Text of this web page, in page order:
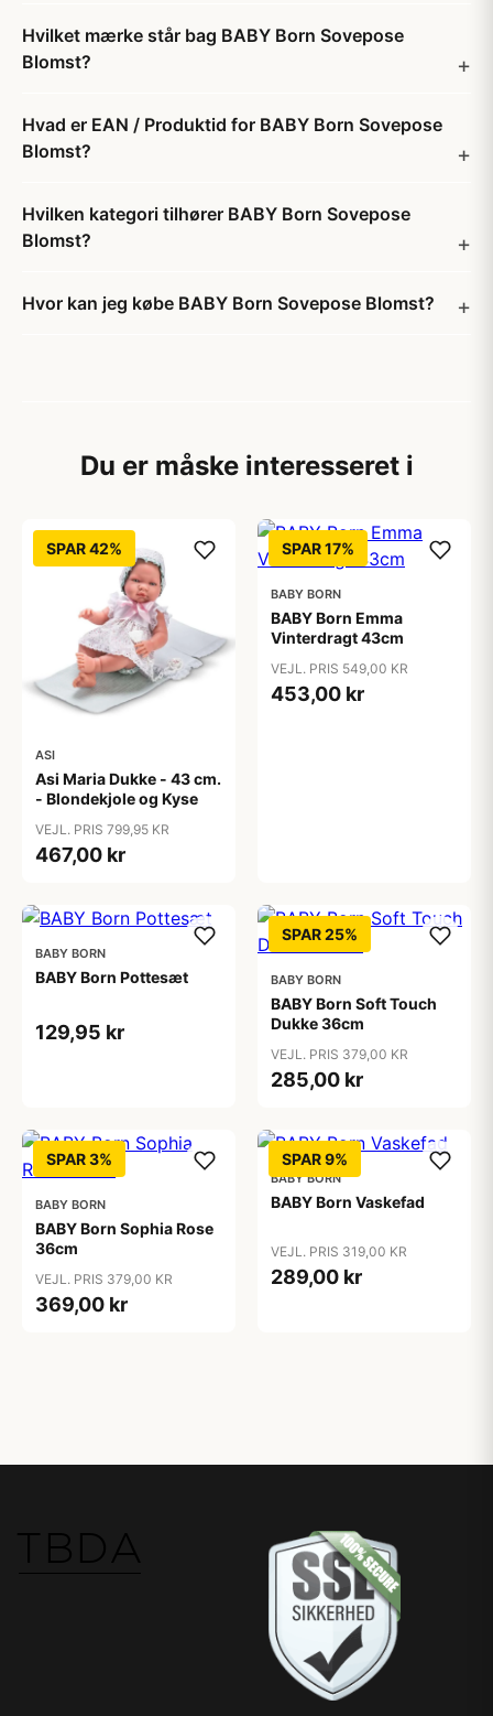
Hvilket mærke står bag BABY Born Sovepose
Blomst?
Hvad er EAN / Produktid for BABY Born Sovepose
Blomst?
Hvilken kategori tilhører BABY Born Sovepose
Blomst?
Hvor kan jeg købe BABY Born Sovepose Blomst?
Du er måske interesseret i
SPAR 42%
ASI
Asi Maria Dukke - 43 cm.
- Blondekjole og Kyse
VEJL. PRIS 799,95 KR
467,00 kr
SPAR 17%
BABY BORN
BABY Born Emma
Vinterdragt 43cm
VEJL. PRIS 549,00 KR
453,00 kr
BABY BORN
BABY Born Pottesæt
129,95 kr
SPAR 25%
BABY BORN
BABY Born Soft Touch
Dukke 36cm
VEJL. PRIS 379,00 KR
285,00 kr
SPAR 3%
BABY BORN
BABY Born Sophia Rose
36cm
VEJL. PRIS 379,00 KR
369,00 kr
SPAR 9%
BABY BORN
BABY Born Vaskefad
VEJL. PRIS 319,00 KR
289,00 kr